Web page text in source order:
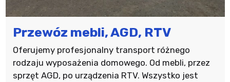
Przewóz mebli, AGD, RTV
Oferujemy profesjonalny transport różnego
rodzaju wyposażenia domowego. Od mebli, przez
sprzęt AGD, po urządzenia RTV. Wszystko jest